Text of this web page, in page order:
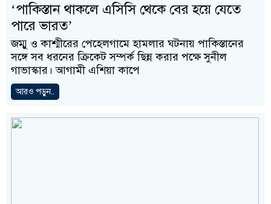
‘পাকিস্তান থাকলে এসিসি থেকে বের হয়ে যেতে
পারে ভারত’
জম্মু ও কাশ্মীরের পেহেলগামে হামলার ঘটনায় পাকিস্তানের
সঙ্গে সব ধরনের ক্রিকেট সম্পর্ক ছিন্ন করার পক্ষে সুনীল
গাভাস্কার। আগামী এশিয়া কাপে
আরও পড়ুন..